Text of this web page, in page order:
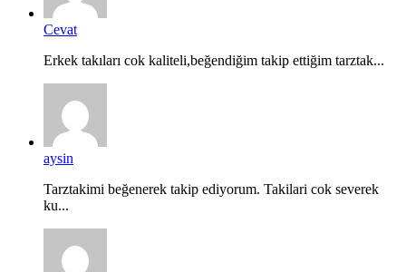
Cevat
Erkek takıları cok kaliteli,beğendiğim takip ettiğim tarztak...
aysin
Tarztakimi beğenerek takip ediyorum. Takilari cok severek
ku...